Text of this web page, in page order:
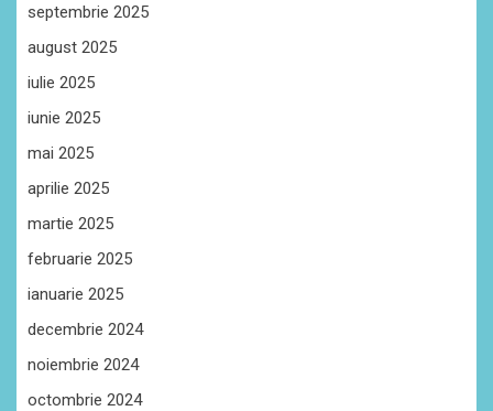
septembrie 2025
august 2025
iulie 2025
iunie 2025
mai 2025
aprilie 2025
martie 2025
februarie 2025
ianuarie 2025
decembrie 2024
noiembrie 2024
octombrie 2024